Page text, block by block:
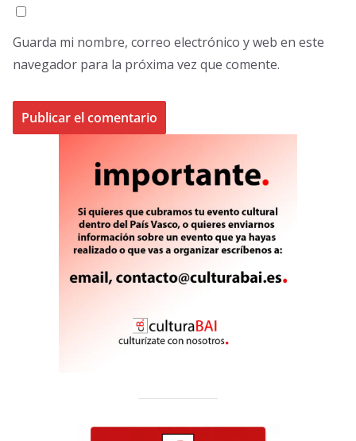
Guarda mi nombre, correo electrónico y web en este
navegador para la próxima vez que comente.